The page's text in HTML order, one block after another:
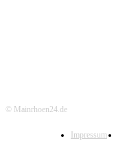
© Mainrhoen24.de
Impressum